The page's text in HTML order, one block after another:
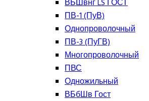
ВБШвнг LS ГОСТ
ПВ-1 (ПуВ)
Однопроволочный
ПВ-3 (ПуГВ)
Многопроволочный
ПВС
Одножильный
ВБбШв Гост